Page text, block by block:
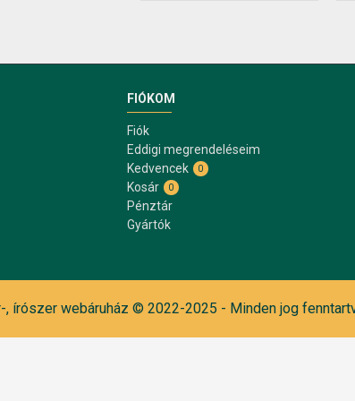
FIÓKOM
Fiók
Eddigi megrendeléseim
Kedvencek
0
Kosár 0
Pénztár
Gyártók
, írószer webáruház © 2022-2025 - Minden jog